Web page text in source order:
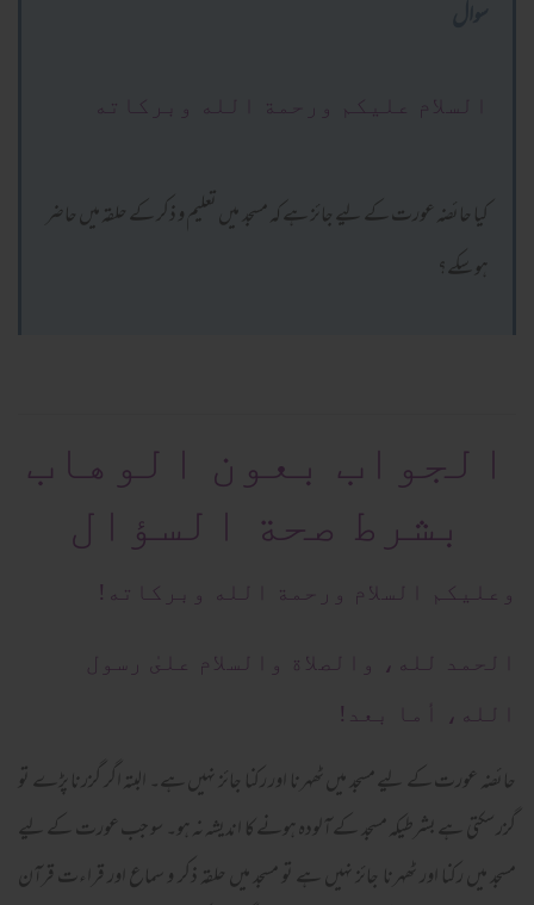
السلام عليكم ورحمة الله وبركاته
کیا حائضہ عورت کے لیے جائز ہے کہ مسجد میں تعلیم و ذکر کے حلقہ میں حاضر
ہو سکے؟
الجواب بعون الوهاب
بشرط صحة السؤال
وعلیکم السلام ورحمة الله وبرکاته!
الحمد لله، والصلاة والسلام علىٰ رسول
الله، أما بعد!
حائضہ عورت کے لیے مسجد میں ٹھہرنا اور رکنا جائز نہیں ہے۔ البتہ اگر گزرنا پڑے تو
گزر سکتی ہے بشرطیکہ مسجد کے آلودہ ہونے کا اندیشہ نہ ہو۔ سو جب عورت کے لیے
مسجد میں رکنا اور ٹھہرنا جائز نہیں ہے تو مسجد میں حلقہ ذکر و سماع اور قراءت قرآن